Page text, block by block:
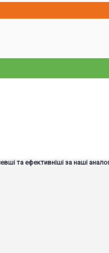
та ефективніші за наші